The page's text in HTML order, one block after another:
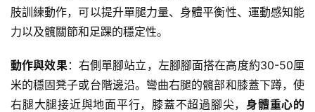
肢訓練動作，可以提升單腿力量、身體平衡性、運動感知能
力以及髖關節和足踝的穩定性。
動作與效果：右側單腳站立，左腳腳面搭在高度約30-50厘
米的穩固凳子或台階邊沿。彎曲右腿的髖部和膝蓋下蹲，使
右腿大腿接近與地面平行，膝蓋不超過腳尖， 身體重心的